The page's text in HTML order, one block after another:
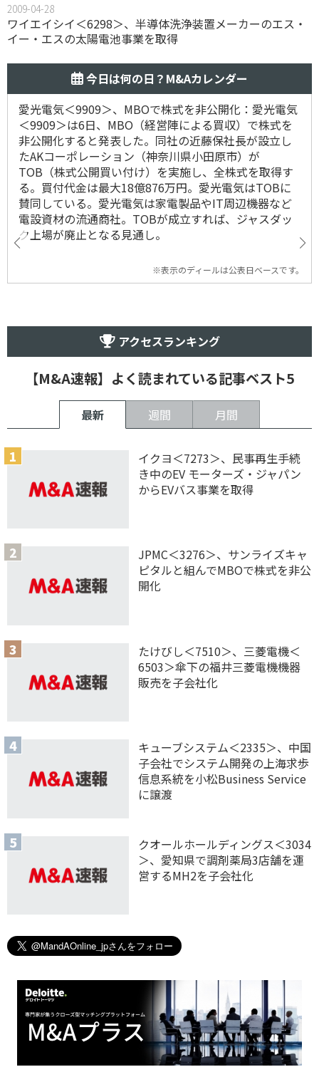
2009-04-28
ワイエイシイ＜6298＞、半導体洗浄装置メーカーのエス・
イー・エスの太陽電池事業を取得
今日は何の日？M&Aカレンダー
愛光電気＜9909＞、MBOで株式を非公開化：愛光電気
＜9909＞は6日、MBO（経営陣による買収）で株式を
非公開化すると発表した。同社の近藤保社長が設立し
たAKコーポレーション（神奈川県小田原市）が
TOB（株式公開買い付け）を実施し、全株式を取得す
る。買付代金は最大18億876万円。愛光電気はTOBに
賛同している。愛光電気は家電製品やIT周辺機器など
電設資材の流通商社。TOBが成立すれば、ジャスダッ
ク上場が廃止となる見通し。
※表示のディールは公表日ベースです。
アクセスランキング
【M&A速報】よく読まれている記事ベスト5
最新 週間 月間
イクヨ＜7273＞、民事再生手続
き中のEV モーターズ・ジャパン
からEVバス事業を取得
JPMC＜3276＞、サンライズキャ
ピタルと組んでMBOで株式を非公
開化
たけびし＜7510＞、三菱電機＜
6503＞傘下の福井三菱電機機器
販売を子会社化
キューブシステム＜2335＞、中国
子会社でシステム開発の上海求歩
信息系統を小松Business Service
に譲渡
クオールホールディングス＜3034
＞、愛知県で調剤薬局3店舗を運
営するMH2を子会社化